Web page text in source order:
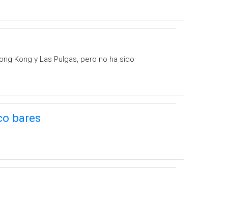
Kong y Las Pulgas, pero no ha sido
bares